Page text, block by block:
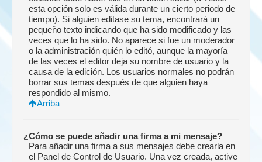
esta opción solo es válida durante un cierto periodo de
tiempo). Si alguien editase su tema, encontrará un
pequeño texto indicando que ha sido modificado y las
veces que lo ha sido. No aparece si fue un moderador
o la administración quién lo editó, aunque la mayoría
de las veces el editor deja su nombre de usuario y la
causa de la edición. Los usuarios normales no podrán
borrar sus temas después de que alguien haya
respondido al mismo.
Arriba
¿Cómo se puede añadir una firma a mi mensaje?
Para añadir una firma a sus mensajes debe crearla en
el Panel de Control de Usuario. Una vez creada, active